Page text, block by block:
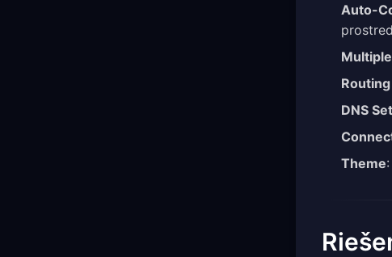
Auto-
DNS
Theme